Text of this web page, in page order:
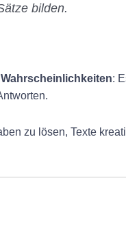
bilden.
:
zu lösen, Texte